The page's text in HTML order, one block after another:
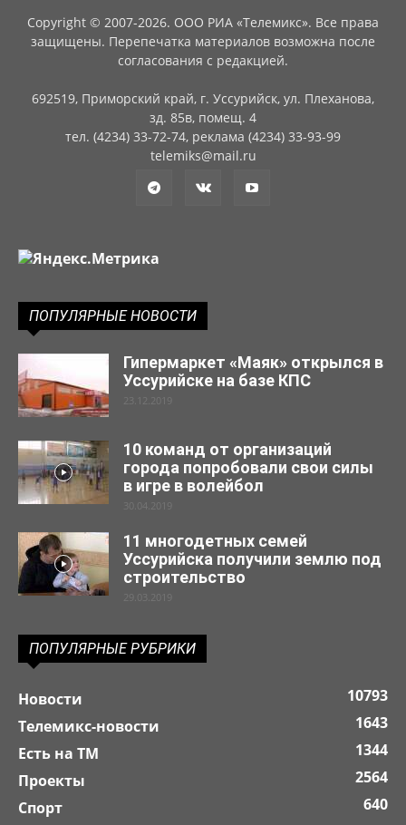
Copyright © 2007-2026. ООО РИА «Телемикс». Все права
защищены. Перепечатка материалов возможна после
согласования с редакцией.
692519, Приморский край, г. Уссурийск, ул. Плеханова,
зд. 85в, помещ. 4
тел. (4234) 33-72-74, реклама (4234) 33-93-99
telemiks@mail.ru
ПОПУЛЯРНЫЕ НОВОСТИ
Гипермаркет «Маяк» открылся в
Уссурийске на базе КПС
23.12.2019
10 команд от организаций
города попробовали свои силы
в игре в волейбол
30.04.2019
11 многодетных семей
Уссурийска получили землю под
строительство
29.03.2019
ПОПУЛЯРНЫЕ РУБРИКИ
Новости
10793
Телемикс-новости
1643
Есть на ТМ
1344
Проекты
2564
Спорт
640